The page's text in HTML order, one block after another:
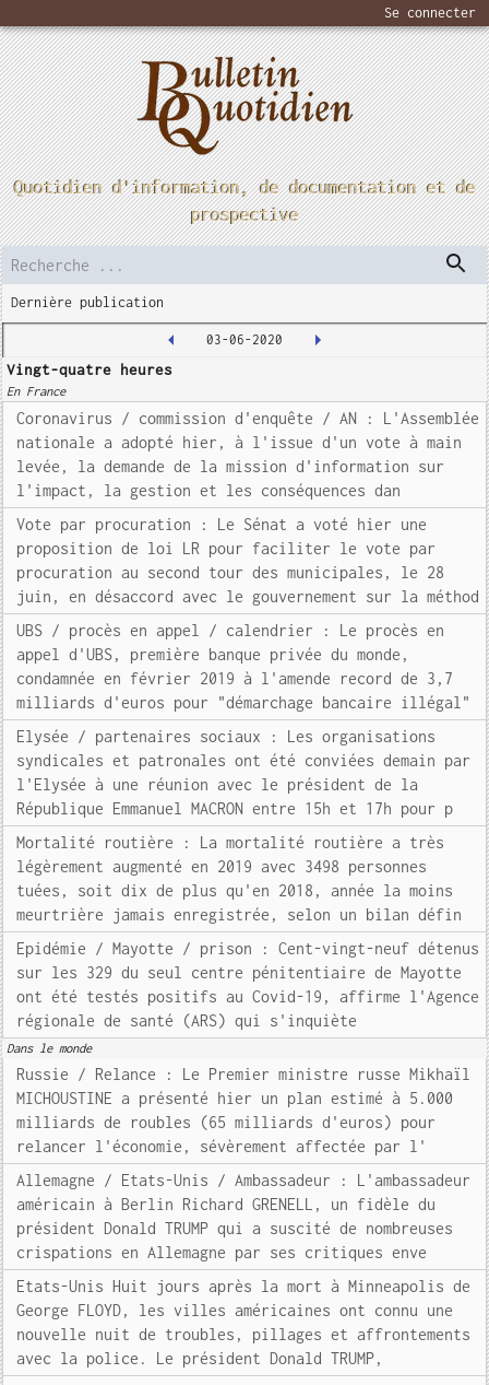
Se connecter
Quotidien d'information, de documentation et de
prospective
Dernière publication
03-06-2020
Vingt-quatre heures
En France
Coronavirus / commission d'enquête / AN : L'Assemblée
nationale a adopté hier, à l'issue d'un vote à main
levée, la demande de la mission d'information sur
l'impact, la gestion et les conséquences dan
Vote par procuration : Le Sénat a voté hier une
proposition de loi LR pour faciliter le vote par
procuration au second tour des municipales, le 28
juin, en désaccord avec le gouvernement sur la méthod
UBS / procès en appel / calendrier : Le procès en
appel d'UBS, première banque privée du monde,
condamnée en février 2019 à l'amende record de 3,7
milliards d'euros pour "démarchage bancaire illégal"
Elysée / partenaires sociaux : Les organisations
syndicales et patronales ont été conviées demain par
l'Elysée à une réunion avec le président de la
République Emmanuel MACRON entre 15h et 17h pour p
Mortalité routière : La mortalité routière a très
légèrement augmenté en 2019 avec 3498 personnes
tuées, soit dix de plus qu'en 2018, année la moins
meurtrière jamais enregistrée, selon un bilan défin
Epidémie / Mayotte / prison : Cent-vingt-neuf détenus
sur les 329 du seul centre pénitentiaire de Mayotte
ont été testés positifs au Covid-19, affirme l'Agence
régionale de santé (ARS) qui s'inquiète
Dans le monde
Russie / Relance : Le Premier ministre russe Mikhaïl
MICHOUSTINE a présenté hier un plan estimé à 5.000
milliards de roubles (65 milliards d'euros) pour
relancer l'économie, sévèrement affectée par l'
Allemagne / Etats-Unis / Ambassadeur : L'ambassadeur
américain à Berlin Richard GRENELL, un fidèle du
président Donald TRUMP qui a suscité de nombreuses
crispations en Allemagne par ses critiques enve
Etats-Unis Huit jours après la mort à Minneapolis de
George FLOYD, les villes américaines ont connu une
nouvelle nuit de troubles, pillages et affrontements
avec la police. Le président Donald TRUMP,